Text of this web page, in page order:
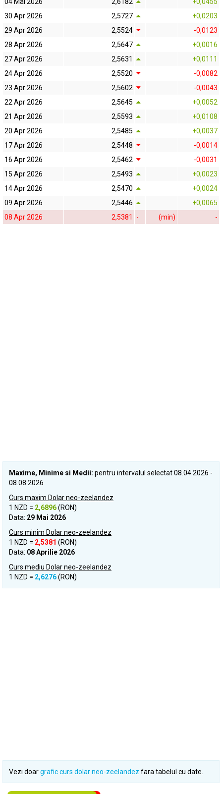
30 Apr 2026
2,5727
+0,0203
29 Apr 2026
2,5524
-0,0123
28 Apr 2026
2,5647
+0,0016
27 Apr 2026
2,5631
+0,0111
24 Apr 2026
2,5520
-0,0082
23 Apr 2026
2,5602
-0,0043
22 Apr 2026
2,5645
+0,0052
21 Apr 2026
2,5593
+0,0108
20 Apr 2026
2,5485
+0,0037
17 Apr 2026
2,5448
-0,0014
16 Apr 2026
2,5462
-0,0031
15 Apr 2026
2,5493
+0,0023
14 Apr 2026
2,5470
+0,0024
09 Apr 2026
2,5446
+0,0065
08 Apr 2026
2,5381 - (min) -
Maxime, Minime si Medii: pentru intervalul selectat 08.04.2026 -
08.08.2026
Curs maxim Dolar neo-zeelandez
1 NZD = 2,6896(RON)
Data: 29 Mai 2026
Curs minim Dolar neo-zeelandez
1 NZD = 2,5381 (RON)
Data: 08 Aprilie 2026
Curs mediu Dolar neo-zeelandez
1 NZD = 2,6276(RON)
Vezi doargrafic curs dolar neo-zeelandez fara tabelul cu date.